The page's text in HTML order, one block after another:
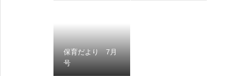
保育だより 7月
号